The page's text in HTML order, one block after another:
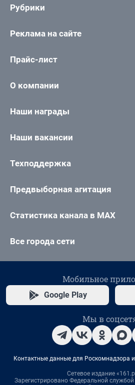
Рубрики
Реклама на сайте
Прайс-лист
О компании
Наши награды
Наши вакансии
Техподдержка
Предвыборная агитация
Статистика канала в MAX
Все города сети
Мобильное
Google Play
Мы в
Контактные данные для Роскомнадзора
Сетевое издание
Зарегистрировано Федеральной